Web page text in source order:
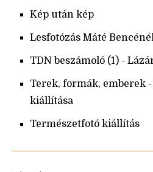
Kép után kép
Lesfotózás Máté
TDN beszámoló (1) -
Terek, formák, emberek -
kiállítása
Természetfotó kiállítás